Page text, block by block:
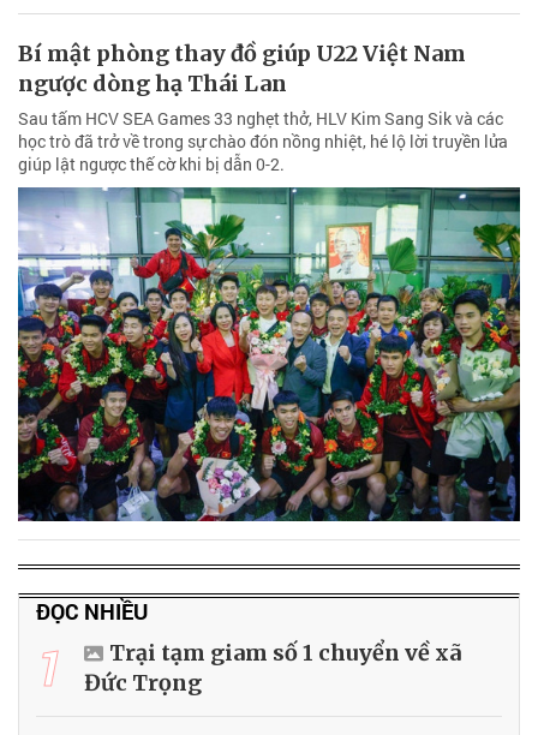
Bí mật phòng thay đồ giúp U22 Việt Nam
ngược dòng hạ Thái Lan
Sau tấm HCV SEA Games 33 nghẹt thở, HLV Kim Sang Sik và các
học trò đã trở về trong sự chào đón nồng nhiệt, hé lộ lời truyền lửa
giúp lật ngược thế cờ khi bị dẫn 0-2.
ĐỌC NHIỀU
1
Trại tạm giam số 1 chuyển về xã
Đức Trọng